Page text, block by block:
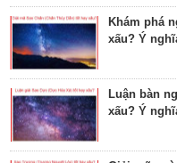
Khám phá
xấu? Ý
Luận bàn
xấu? Ý
hôn nhân,
phúc, cầu